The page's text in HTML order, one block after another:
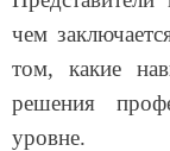
чем
том, какие
решения
уровне.